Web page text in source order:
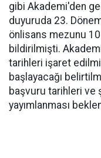
gibi Akademi'den
duyuruda 23.
önlisans mezunu 10
bildirilmişti.
tarihleri işaret
başlayacağı
başvuru tarihleri ve
yayımlanması